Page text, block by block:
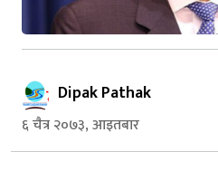
Dipak Pathak
६ चैत्र २०७३, आइतबार